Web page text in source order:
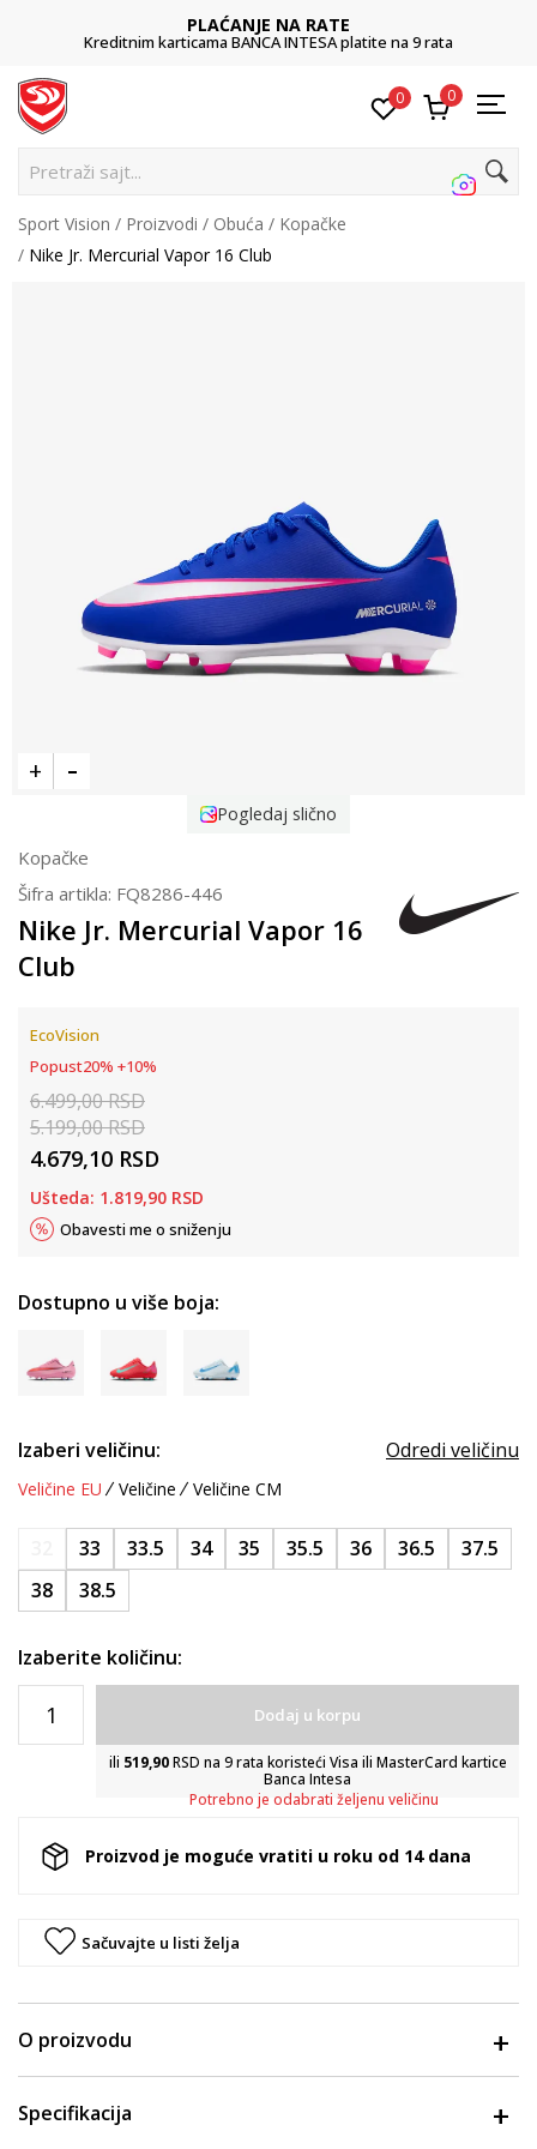
PLAĆANJE NA RATE
Kreditnim karticama BANCA INTESA platite na 9 rata
0 0
P
Sport Vision Proizvodi Obuća
Kopačke
Nike Jr. Mercurial Vapor 16 Club
Pogledaj slično
Kopačke
Šifra artikla: FQ8286-446
Nike Jr. Mercurial Vapor 16
Club
EcoVision
Popust20% +10%
6.499,00RSD
5.199,00RSD
4.679,10 RSD
Ušteda: 1.819,90 RSD
Obavesti me o sniženju
Dostupno u više boja:
Izaberi veličinu: Odredi veličinu
Veličine EU Veličine Veličine CM
33 33.5 34 35 35.5 36 36.5
37.5
38
38.5
Izaberite količinu:
Dodaj u korpu
ili 519,90RSD na 9 rata koristeći Visa ili MasterCard kartice
Banca Intesa
Potrebno je odabrati željenu veličinu
Proizvod je moguće vratiti u roku od 14 dana
Sačuvajte u listi želja
O proizvodu
Specifikacija